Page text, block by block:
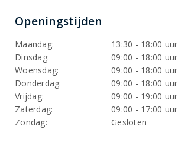
Openingstijden
Maandag:
13:30 - 18:00 uur
Dinsdag:
09:00 - 18:00 uur
Woensdag:
09:00 - 18:00 uur
Donderdag:
09:00 - 18:00 uur
Vrijdag:
09:00 - 19:00 uur
Zaterdag:
09:00 - 17:00 uur
Zondag:
Gesloten